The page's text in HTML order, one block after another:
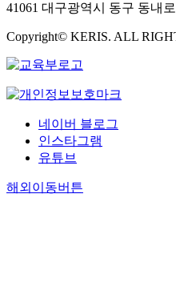
41061 대구광역시 동구 동내
Copyright© KERIS. ALL
네이버 블로그
인스타그램
유튜브
해외이동버튼